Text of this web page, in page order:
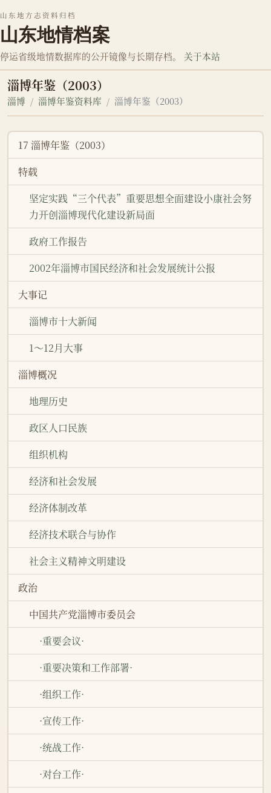
山东地方志资料归档
山东地情档案
停运省级地情数据库的公开镜像与长期存档。 关于本站
淄博年鉴（2003）
淄博 淄博年鉴资料库 淄博年鉴（2003）
17 淄博年鉴（2003）
特载
坚定实践“三个代表”重要思想全面建设小康社会努
力开创淄博现代化建设新局面
政府工作报告
2002年淄博市国民经济和社会发展统计公报
大事记
淄博市十大新闻
1～12月大事
淄博概况
地理历史
政区人口民族
组织机构
经济和社会发展
经济体制改革
经济技术联合与协作
社会主义精神文明建设
政治
中国共产党淄博市委员会
·重要会议·
·重要决策和工作部署·
·组织工作·
·宣传工作·
·统战工作·
·对台工作·